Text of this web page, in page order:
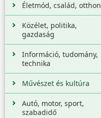
Életmód, család, otthon
Közélet, politika,
gazdaság
Információ, tudomány,
technika
Művészet és kultúra
Autó, motor, sport,
szabadidő